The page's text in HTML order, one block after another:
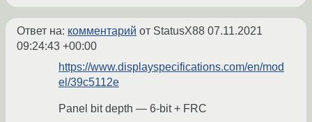
Ответ на: комментарий от StatusX88 07.11.2021
09:24:43 +00:00
https://www.displayspecifications.com/en/mod
el/39c5112e
Panel bit depth — 6-bit + FRC